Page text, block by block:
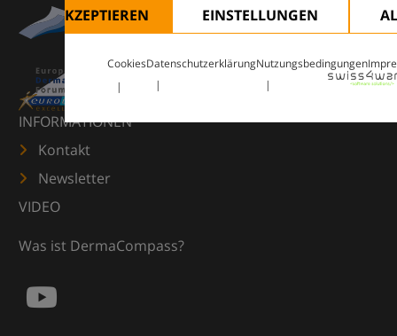
ALLE AKZEPTIEREN
EINSTELLUNGEN
CookiesDatenschutzerklärungNutzungsbedingungen
INFORMATIONEN
Kontakt
Newsletter
VIDEO
Was ist DermaCompass?